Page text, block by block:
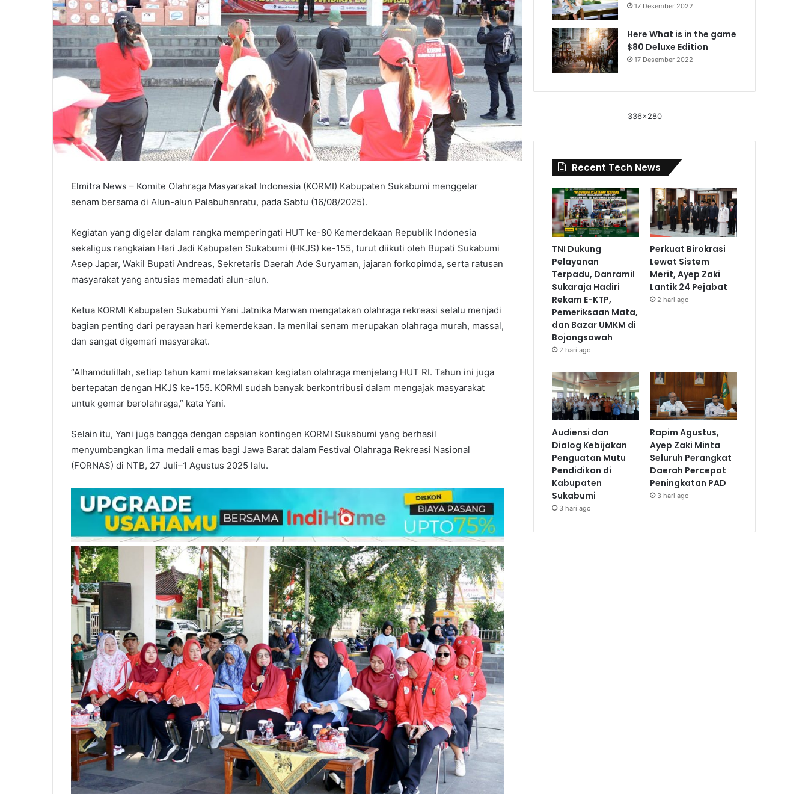
Elmitra News – Komite Olahraga Masyarakat Indonesia (KORMI) Kabupaten Sukabumi menggelar
senam bersama di Alun-alun Palabuhanratu, pada Sabtu (16/08/2025).
Kegiatan yang digelar dalam rangka memperingati HUT ke-80 Kemerdekaan Republik Indonesia
sekaligus rangkaian Hari Jadi Kabupaten Sukabumi (HKJS) ke-155, turut diikuti oleh Bupati Sukabumi
Asep Japar, Wakil Bupati Andreas, Sekretaris Daerah Ade Suryaman, jajaran forkopimda, serta ratusan
masyarakat yang antusias memadati alun-alun.
Ketua KORMI Kabupaten Sukabumi Yani Jatnika Marwan mengatakan olahraga rekreasi selalu menjadi
bagian penting dari perayaan hari kemerdekaan. Ia menilai senam merupakan olahraga murah, massal,
dan sangat digemari masyarakat.
“Alhamdulillah, setiap tahun kami melaksanakan kegiatan olahraga menjelang HUT RI. Tahun ini juga
bertepatan dengan HKJS ke-155. KORMI sudah banyak berkontribusi dalam mengajak masyarakat
untuk gemar berolahraga,” kata Yani.
Selain itu, Yani juga bangga dengan capaian kontingen KORMI Sukabumi yang berhasil
menyumbangkan lima medali emas bagi Jawa Barat dalam Festival Olahraga Rekreasi Nasional
(FORNAS) di NTB, 27 Juli–1 Agustus 2025 lalu.
17 Desember 2022
Here What is in the game
$80 Deluxe Edition
17 Desember 2022
336x280
Recent Tech News
TNI Dukung
Pelayanan
Terpadu, Danramil
Sukaraja Hadiri
Rekam E-KTP,
Pemeriksaan Mata,
dan Bazar UMKM di
Bojongsawah
2 hari ago
Perkuat Birokrasi
Lewat Sistem
Merit, Ayep Zaki
Lantik 24 Pejabat
2 hari ago
Audiensi dan
Dialog Kebijakan
Penguatan Mutu
Pendidikan di
Kabupaten
Sukabumi
3 hari ago
Rapim Agustus,
Ayep Zaki Minta
Seluruh Perangkat
Daerah Percepat
Peningkatan PAD
3 hari ago